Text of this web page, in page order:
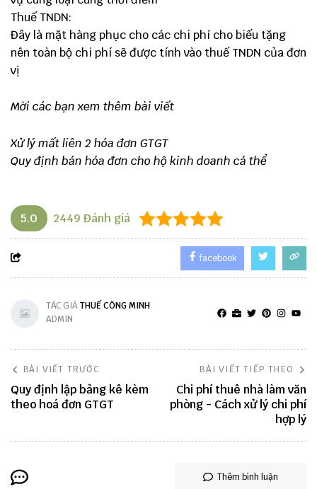
Thuế TNDN:
Đây là mặt hàng phục cho các chi phí cho biếu tặng
nên toàn bộ chi phí sẽ được tính vào thuế TNDN của đơn
vị
Mời các bạn xem thêm bài viết
Xử lý mất liên 2 hóa đơn GTGT
Quy định bán hóa đơn cho hộ kinh doanh cá thể
5.0 2449 Đánh giá
facebook
TÁC GIẢTHUẾ CÔNG MINH
ADMIN
BÀI VIẾT TRƯỚC
Quy định lập bảng kê kèm
theo hoá đơn GTGT
BÀI VIẾT TIẾP THEO
Chi phí thuê nhà làm văn
phòng - Cách xử lý chi phí
hợp lý
Thêm bình luận